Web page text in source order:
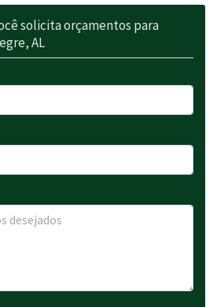
solicita orçamentos para
AL